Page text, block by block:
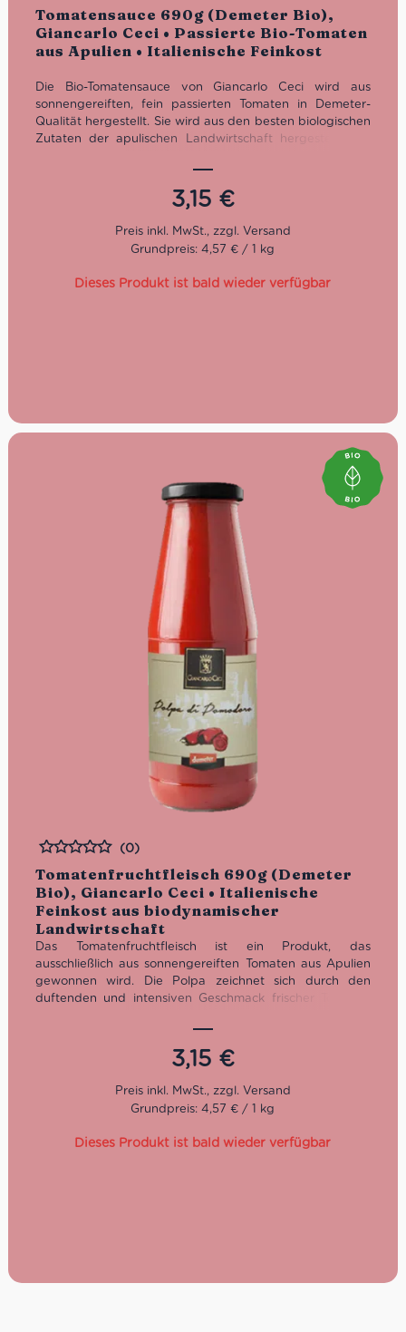
Tomatensauce 690g (Demeter Bio),
Giancarlo Ceci • Passierte Bio-Tomaten
aus Apulien • Italienische Feinkost
Bewertet
Die Bio-Tomatensauce von Giancarlo Ceci wird aus
sonnengereiften, fein passierten Tomaten in Demeter-
Qualität hergestellt. Sie wird aus den besten biologischen
Zutaten der apulischen Landwirtschaft hergestellt. Die
für Pasta oder Pizza. Sie ist zudem auch vegan.
Seit neun Generationen bewirtschaftet die Familie von
Giancarlo Ceci den Betrieb, der in der italienischen
Gemeinde Andria, in der Nähe von Bari, umgeben von
sanften Hügeln und Eichenwäldern, liegt. In Apulien
bekommen die Tomaten reichlich Sonne ab bevor sie zu
den leckeren Tomatensaucen verarbeitet und ins Glas
Landwirtschaft
3,15 €
Grundpreis: 4,57 € / 1 kg
Dieses Produkt ist bald wieder verfügbar
Tomatenfruchtfleisch 690g (Demeter
Bio), Giancarlo Ceci • Italienische
Feinkost aus biodynamischer
Landwirtschaft
Bewertet
(0)
Das Tomatenfruchtfleisch ist ein Produkt, das
ausschließlich aus sonnengereiften Tomaten aus Apulien
gewonnen wird. Die Polpa zeichnet sich durch den
duftenden und intensiven Geschmack frischer Tomaten
Dadurch entsteht ein vollmundiges Fruchtfleisch in einer
dicken und schmackhaften Sauce mit cremiger
Konsistenz. Das Tomatenmark von Giancarlo Ceci ist ideal
für die Zubereitung traditioneller Saucen und Gerichte.
Seit neun Generationen bewirtschaftet die Familie von
Giancarlo Ceci den Betrieb, der in der italienischen
Gemeinde Andria, in der Nähe von Bari, umgeben von
3,15 €
Grundpreis: 4,57 € / 1 kg
Dieses Produkt ist bald wieder verfügbar